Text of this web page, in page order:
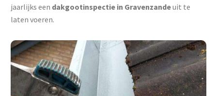
jaarlijks een dakgootinspectie in Gravenzandeuit te
laten voeren.